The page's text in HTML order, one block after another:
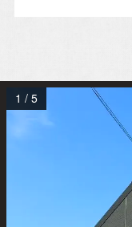
Company
会社概要
スタッフ紹介
1 /5